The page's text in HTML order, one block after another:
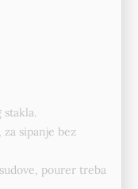
stakla.
sipanje bez
pourer treba